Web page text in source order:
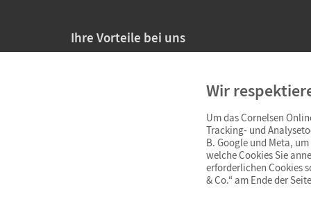
Ihre Vorteile bei uns
Persönliche Angebote für Lehrkräfte
Sicheres Einkaufen mit SSL-Verschlüsselung
Widerrufsfristvon 4 Wochen
Schnelle und einfache Retourenabwicklung
Wir
Um das Cornelsen
Tracking- und
B. Google und Meta,
welche Cookies Sie
erforderlichen Cookies
& Co.“ am Ende der